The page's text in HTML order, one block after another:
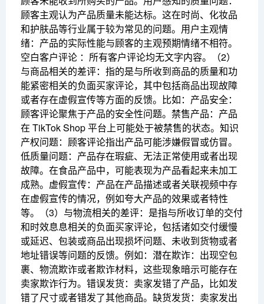
顾客主观认为产品质量未能达标。这在时尚、化妆品
和护肤品等行业属于较为常见的问题。 用户主观情
绪：产品的实际性能与顾客的主观预期情绪不相符。
空白客户评论 ：所有客户评论均无文字内容。
（2）
与商品相关的差评：指的是与所收到商品的质量和功
能紧密相关的负面买家评论，其中包括商品出现故障
或者存在虚假宣传等方面的反馈。比如： 产品安全：
顾客评论聚焦于产品的安全性问题。 禁售产品：产品
在 TikTok Shop 平台上可能处于被禁售的状态。 知识
产权问题：顾客评论指出产品可能涉嫌假冒或仿冒。
低质量问题：产品存在瑕疵、无法正常使用或者出现
故障。在食品产品中，可能表现为产品看起来未加工
成熟。 虚假宣传：产品在产品描述或者关联视频中存
在虚假宣传的情况，例如夸大产品的效果或者特性
等。
（3）与物流相关的差评：是指与所收订单的交付
和时效息息相关的负面买家评论，包括诸如交付缓慢
或延迟、包装或商品出现损坏问题、未收到货物或者
地址错误等问题的反馈。 例如： 潜在欺诈：出现空包
裹、物流欺诈或者欺诈材料，这些现象暗示可能存在
卖家欺诈行为。 错误发货：卖家发错了产品，比如发
错了尺寸或者错发了其他商品。 缺货发货：卖家发出